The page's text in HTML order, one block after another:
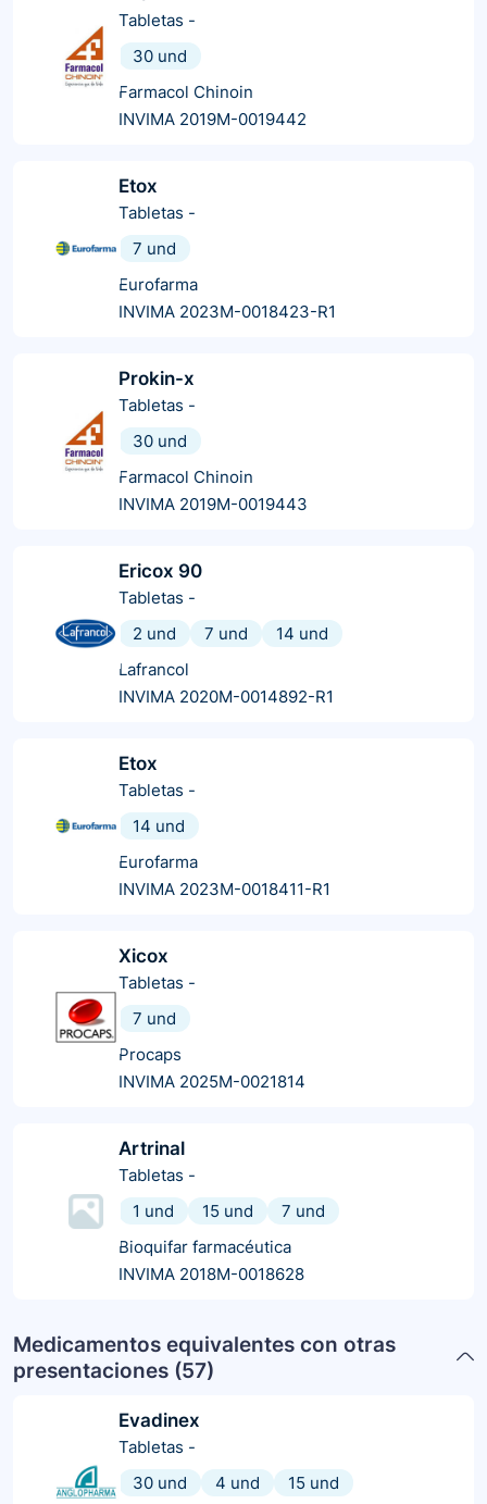
Tabletas -
30 und
Farmacol Chinoin
INVIMA 2019M-0019442
Etox
Tabletas -
7 und
Eurofarma
INVIMA 2023M-0018423-R1
Prokin-x
Tabletas -
30 und
Farmacol Chinoin
INVIMA 2019M-0019443
Ericox 90
Tabletas -
2 und
7 und
14 und
Lafrancol
INVIMA 2020M-0014892-R1
Etox
Tabletas -
14 und
Eurofarma
INVIMA 2023M-0018411-R1
Xicox
Tabletas -
7 und
Procaps
INVIMA 2025M-0021814
Artrinal
Tabletas -
1 und
15 und
7 und
Bioquifar farmacéutica
INVIMA 2018M-0018628
Medicamentos equivalentes con otras
presentaciones (57)
Evadinex
Tabletas -
30 und
4 und
15 und